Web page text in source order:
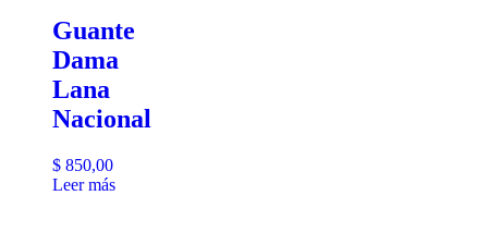
Guante
Dama
Lana
Nacional
$ 850,00
Leer más